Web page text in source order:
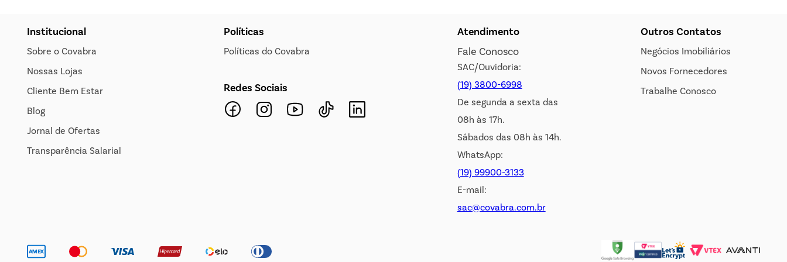
Institucional
Sobre o Covabra
Nossas Lojas
Cliente Bem Estar
Blog
Jornal de Ofertas
Transparência Salarial
Políticas
Políticas do Covabra
Redes Sociais
Atendimento
Fale Conosco
SAC/Ouvidoria:
(19) 3800-6998
De segunda a sexta das
08h às 17h.
Sábados das 08h às 14h.
WhatsApp:
(19) 99900-3133
E-mail:
sac@covabra.com.br
Outros Contatos
Negócios Imobiliários
Novos Fornecedores
Trabalhe Conosco